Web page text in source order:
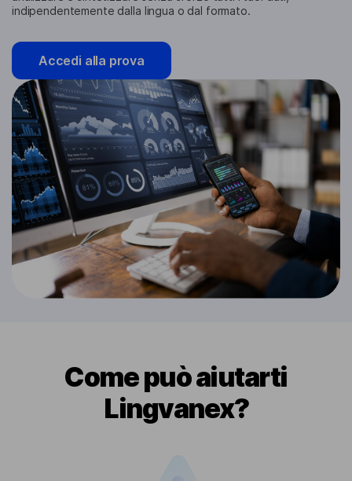
indipendentemente dalla lingua o dal formato.
Accedi alla prova
Come può aiutarti
Lingvanex?